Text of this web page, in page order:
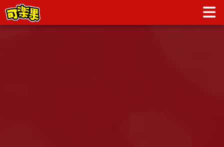
創意小廚房 | KOLOKO可樂果